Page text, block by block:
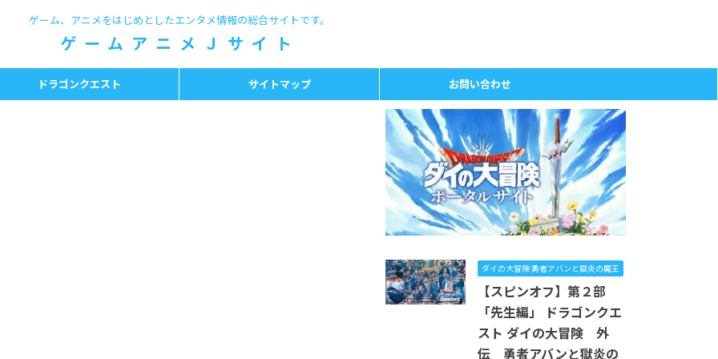
ゲーム、アニメをはじめとしたエンタメ情報の総合サイトです。
ゲームアニメＪサイト
ドラゴンクエスト サイトマップ お問い合わせ
ダイの大冒険 勇者アバンと獄炎の魔王
【スピンオフ】第２部
「先生編」 ドラゴンクエ
スト ダイの大冒険 外
伝 勇者アバンと獄炎の